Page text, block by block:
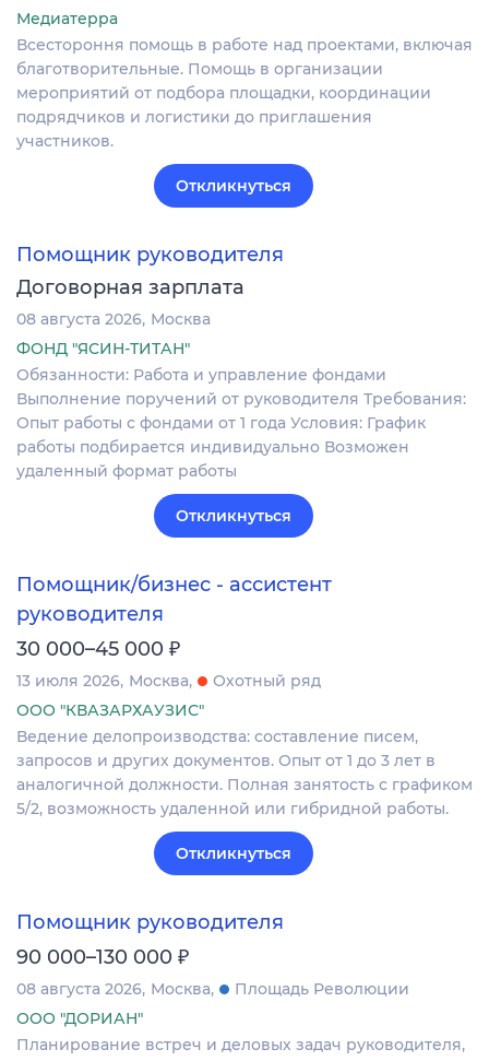
Медиатерра
Всестороння помощь в работе над проектами, включая
благотворительные. Помощь в организации
мероприятий от подбора площадки, координации
подрядчиков и логистики до приглашения
участников.
Откликнуться
Помощник руководителя
Договорная зарплата
08 августа 2026 Москва
ФОНД "ЯСИН-ТИТАН"
Обязанности: Работа и управление фондами
Выполнение поручений от руководителя Требования:
Опыт работы с фондами от 1 года Условия: График
работы подбирается индивидуально Возможен
удаленный формат работы
Откликнуться
Помощник/бизнес - ассистент
руководителя
30 000–45 000 ₽
13 июля 2026 Москва
Охотный ряд
ООО "КВАЗАРХАУЗИС"
Ведение делопроизводства: составление писем,
запросов и других документов. Опыт от 1 до 3 лет в
аналогичной должности. Полная занятость с графиком
5/2, возможность удаленной или гибридной работы.
Откликнуться
Помощник руководителя
90 000–130 000 ₽
08 августа 2026 Москва
Площадь Революции
ООО "ДОРИАН"
Планирование встреч и деловых задач руководителя,